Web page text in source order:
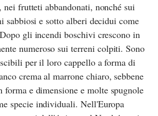
nei frutteti abbandonati, nonché sui
sabbiosi e sotto alberi decidui come
Dopo gli incendi boschivi crescono in
numeroso sui terreni colpiti. Sono
per il loro cappello a forma di
crema al marrone chiaro, sebbene
forma e dimensione e molte spugnole
specie individuali. Nell'Europa